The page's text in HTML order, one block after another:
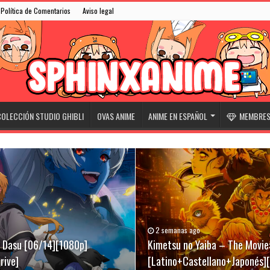
Política de Comentarios Aviso legal
STUDIO GHIBLI OVAS ANIME ANIME EN ESPAÑOL
Dasu [06/14][1080p]
2 semanas ago
Kimetsu no Yaiba – The
31/05/2026
Niwatori Fighter (Rooster
07/03/2026
Evangelion Broadcast 30th
[Sub-Español][Mega-Drive]